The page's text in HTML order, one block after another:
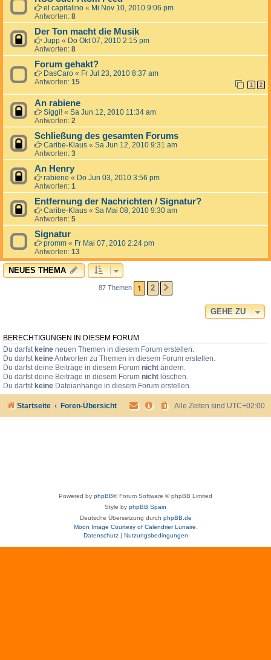
el capitalino « Mi Nov 10, 2010 9:06 pm
Antworten: 8
Der Ton macht die Musik
Jupp « Do Okt 07, 2010 2:15 pm
Antworten: 8
Forum gehakt?
DasCaro « Fr Jul 23, 2010 8:37 am
Antworten: 15 1 2
An rabiene
Siggi! « Sa Jun 12, 2010 11:34 am
Antworten: 2
Schließung des gesamten Forums
Caribe-Klaus « Sa Jun 12, 2010 9:31 am
Antworten: 3
An Henry
rabiene « Do Jun 03, 2010 3:56 pm
Antworten: 1
Entfernung der Nachrichten / Signatur?
Caribe-Klaus « Sa Mai 08, 2010 9:30 am
Antworten: 5
Signatur
promm « Fr Mai 07, 2010 2:24 pm
Antworten: 13
NEUES THEMA
87 Themen 1 2
GEHE ZU
BERECHTIGUNGEN IN DIESEM FORUM
Du darfst keine neuen Themen in diesem Forum erstellen.
Du darfst keineAntworten zu Themen in diesem Forum erstellen.
Du darfst deine Beiträge in diesem Forum nicht ändern.
Du darfst deine Beiträge in diesem Forum nicht löschen.
Du darfst keine Dateianhänge in diesem Forum erstellen.
Startseite Foren-Übersicht Alle Zeiten sind UTC+02:00
Powered by phpBB® Forum Software © phpBB Limited
Style by phpBB Spain
Deutsche Übersetzung durch phpBB.de
Moon Image Courtesy of Calendrier Lunaire.
Datenschutz| Nutzungsbedingungen